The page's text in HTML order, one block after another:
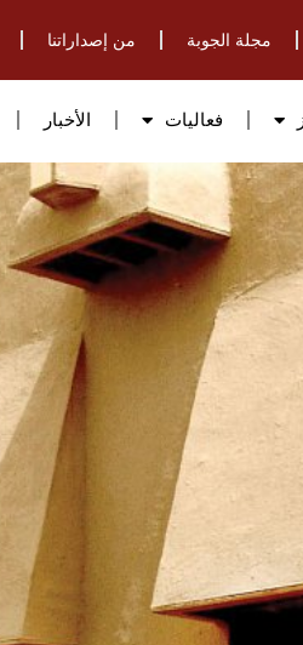
مجلة الجوبة من إصداراتنا
فعاليات الأخبار